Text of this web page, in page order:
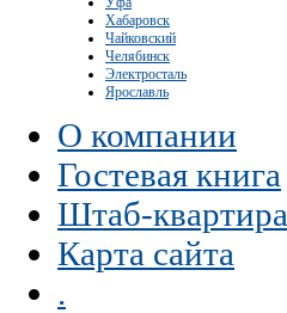
Хабаровск
Чайковский
Челябинск
Электросталь
Ярославль
О компании
Гостевая книга
Штаб-квартира
Карта сайта
.